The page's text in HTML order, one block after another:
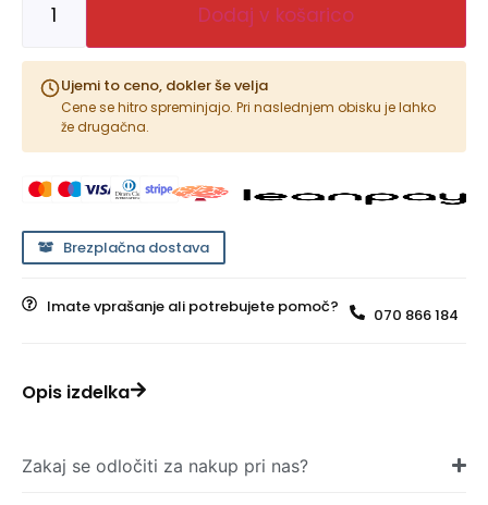
Dodaj v košarico
Ujemi to ceno, dokler še velja
Cene se hitro spreminjajo. Pri naslednjem obisku je lahko
že drugačna.
Brezplačna dostava
Imate vprašanje ali potrebujete pomoč? 070 866 184
Opis izdelka
Zakaj se odločiti za nakup pri nas?